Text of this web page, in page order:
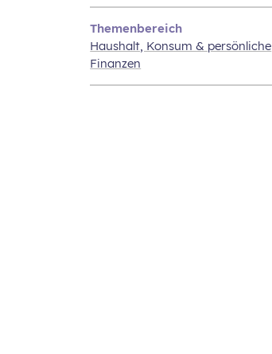
Themenbereich
Haushalt, Konsum & persönliche
Finanzen